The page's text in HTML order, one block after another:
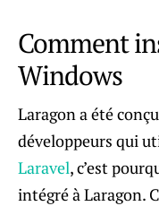
Comment
Windows
Laragon a été
développeurs qui
Laravel, c’est
intégré à Laragon.